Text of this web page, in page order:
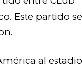
Este partido se
al estadio